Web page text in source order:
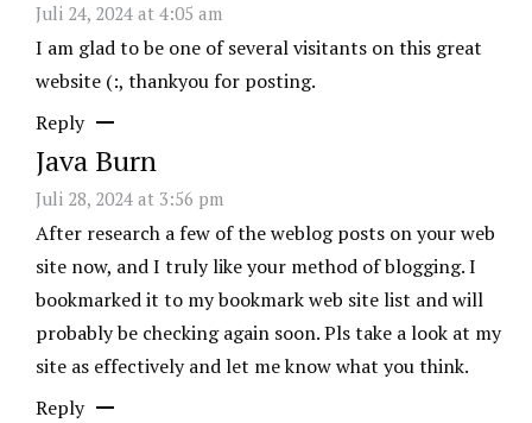
Juli 24, 2024 at 4:05 am
I am glad to be one of several visitants on this great
website (:, thankyou for posting.
Reply
Java Burn
Juli 28, 2024 at 3:56 pm
After research a few of the weblog posts on your web
site now, and I truly like your method of blogging. I
bookmarked it to my bookmark web site list and will
probably be checking again soon. Pls take a look at my
site as effectively and let me know what you think.
Reply